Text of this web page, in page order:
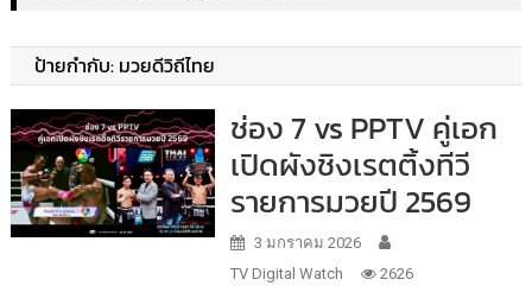
ป้ายกำกับ: มวยดีวิถีไทย
ช่อง 7 vs PPTV คู่เอก
เปิดผังชิงเรตติ้งทีวี
รายการมวยปี 2569
3 มกราคม 2026
TV Digital Watch
2626